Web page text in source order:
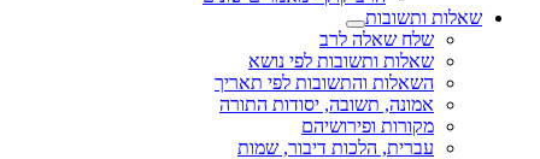
שאלות ותשובות
שלח שאלה לרב
שאלות ותשובות לפי נושא
השאלות והתשובות לפי תאריך
אמונה, תשובה, יסודות התורה
מקורות ופירושיהם
עברית, הלכות דיבור, שמות